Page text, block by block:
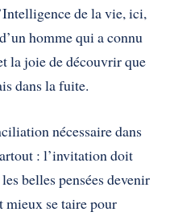
de la vie, ici,
homme qui a connu
la joie de découvrir que
dans la fuite.
nécessaire dans
: l’invitation doit
belles pensées devenir
mieux se taire pour